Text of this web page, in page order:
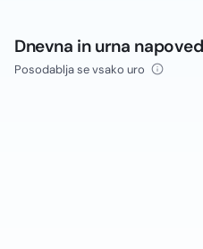
Dnevna in urna napoved
Posodablja se vsako uro